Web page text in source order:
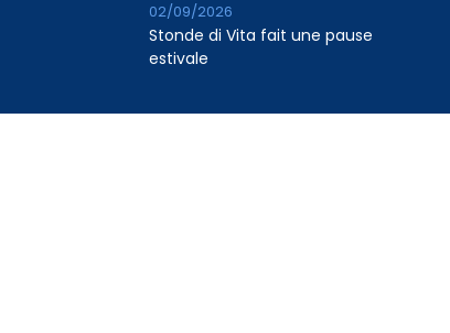
Stonde di Vita fait une pause
estivale
02/09/2026